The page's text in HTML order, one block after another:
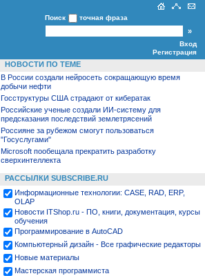
Поиск точная фраза
Вход
Регистрация
НОВОСТИ ПО ТЕМЕ
В России создали нейросеть сокращающую время
добычи нефти
Госструктуры США страдают от кибератак
Российские ученые создали ИИ‑систему для
предсказания последствий землетрясений
Россияне за рубежом смогут пользоваться
"Госуслугами"
Microsoft пообещала прекратить разработку
сверхинтеллекта
РАССЫЛКИ SUBSCRIBE.RU
Информационные технологии: CASE, RAD, ERP,
OLAP
Новости ITShop.ru - ПО, книги, документация, курсы
обучения
Программирование в AutoCAD
Компьютерный дизайн - Все графические редакторы
Новые материалы
Мастерская программиста